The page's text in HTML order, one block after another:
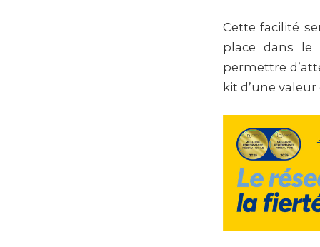
Cette facilité
place dans le
permettre
kit d’une valeur